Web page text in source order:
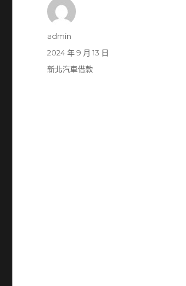
作
admin
發
佈
2024 年 9 月 13 日
分
新北汽車借款